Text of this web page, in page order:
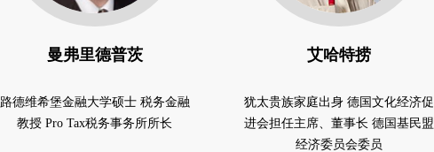
曼弗里德普茨
路德维希堡金融大学硕士 税务金融
教授 Pro Tax税务事务所所长
艾哈特捞
犹太贵族家庭出身 德国文化经济促
进会担任主席、董事长 德国基民盟
经济委员会委员